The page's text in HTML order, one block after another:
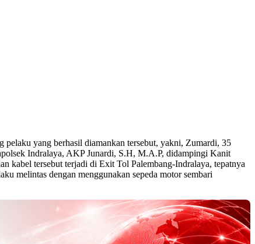
pelaku yang berhasil diamankan tersebut, yakni, Zumardi, 35
Indralaya, AKP Junardi, S.H, M.A.P, didampingi Kanit
kabel tersebut terjadi di Exit Tol Palembang-Indralaya, tepatnya
melintas dengan menggunakan sepeda motor sembari